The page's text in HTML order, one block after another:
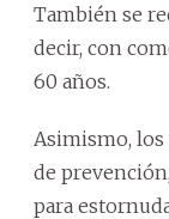
También se
decir, con
60 años.
Asimismo,
de
para